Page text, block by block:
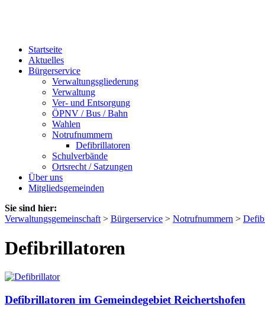
Startseite
Aktuelles
Bürgerservice
Verwaltungsgliederung
Verwaltung
Ver- und Entsorgung
ÖPNV / Bus / Bahn
Wahlen
Notrufnummern
Defibrillatoren
Schulverbände
Ortsrecht / Satzungen
Über uns
Mitgliedsgemeinden
Sie sind hier:
Verwaltungsgemeinschaft > Bürgerservice > Notrufnummern >
Defibrillatoren
Defibrillatoren im Gemeindegebiet Reichertshofen